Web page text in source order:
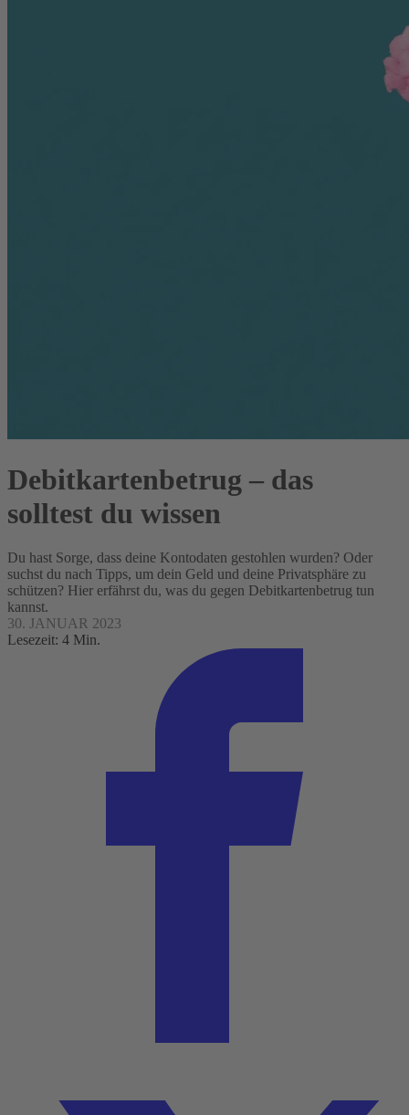
Debitkartenbetrug – das
solltest du wissen
Du hast Sorge, dass deine Kontodaten gestohlen wurden? Oder
suchst du nach Tipps, um dein Geld und deine Privatsphäre zu
schützen? Hier erfährst du, was du gegen Debitkartenbetrug tun
kannst.
30. JANUAR 2023
Lesezeit: 4 Min.